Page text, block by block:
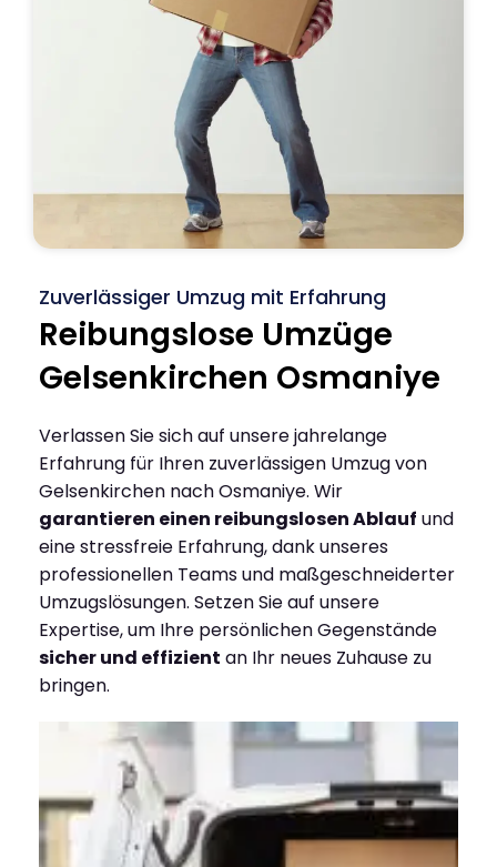
Zuverlässiger Umzug mit Erfahrung
Reibungslose Umzüge
Gelsenkirchen Osmaniye
Verlassen Sie sich auf unsere jahrelange
Erfahrung für Ihren zuverlässigen Umzug von
Gelsenkirchen nach Osmaniye. Wir
garantieren einen reibungslosen Ablauf und
eine stressfreie Erfahrung, dank unseres
professionellen Teams und maßgeschneiderter
Umzugslösungen. Setzen Sie auf unsere
Expertise, um Ihre persönlichen Gegenstände
sicher und effizient an Ihr neues Zuhause zu
bringen.